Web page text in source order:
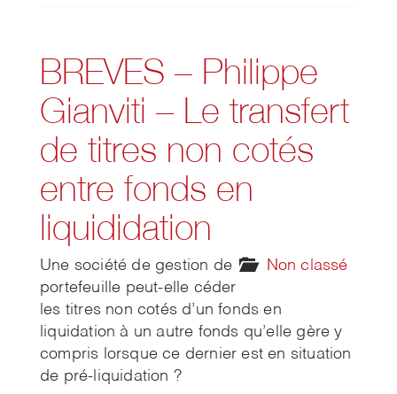
BREVES – Philippe
Gianviti – Le transfert
de titres non cotés
entre fonds en
liquididation
Non classé
Une société de gestion de
portefeuille peut-elle céder
les titres non cotés d’un fonds en
liquidation à un autre fonds qu’elle gère y
compris lorsque ce dernier est en situation
de pré-liquidation ?